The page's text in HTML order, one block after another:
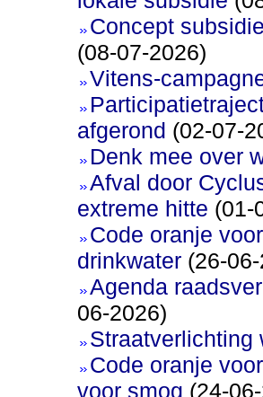
Concept
(08-07-2026)
Vitens-
afgerond (02-07-
Denk mee over
Afval door
extreme hitte (01-
Code oranje
drinkwater(26-06-
Agenda
06-2026)
Straatverlichting
Code oranje
voor smog (24-